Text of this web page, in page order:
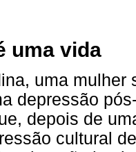
uma vida
uma
depressão
depois de
cultural